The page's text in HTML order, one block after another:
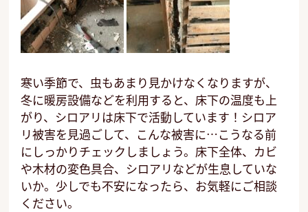
寒い季節で、虫もあまり見かけなくなりますが、
冬に暖房設備などを利用すると、床下の温度も上
がり、シロアリは床下で活動しています！シロア
リ被害を見過ごして、こんな被害に…こうなる前
にしっかりチェックしましょう。床下全体、カビ
や木材の変色具合、シロアリなどが生息していな
いか。少しでも不安になったら、お気軽にご相談
ください。